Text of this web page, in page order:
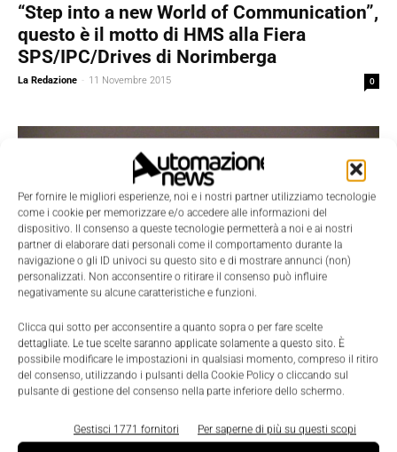
Per fornire le migliori esperienze, noi e i nostri partner utilizziamo tecnologie
come i cookie per memorizzare e/o accedere alle informazioni del
dispositivo. Il consenso a queste tecnologie permetterà a noi e ai nostri
partner di elaborare dati personali come il comportamento durante la
navigazione o gli ID univoci su questo sito e di mostrare annunci (non)
personalizzati. Non acconsentire o ritirare il consenso può influire
negativamente su alcune caratteristiche e funzioni.
Clicca qui sotto per acconsentire a quanto sopra o per fare scelte
dettagliate. Le tue scelte saranno applicate solamente a questo sito. È
possibile modificare le impostazioni in qualsiasi momento, compreso il ritiro
del consenso, utilizzando i pulsanti della Cookie Policy o cliccando sul
pulsante di gestione del consenso nella parte inferiore dello schermo.
Gestisci 1771 fornitori Per saperne di più su questi scopi
“Step into a new World of Communication”,
questo è il motto di HMS alla Fiera
SPS/IPC/Drives di Norimberga
La Redazione - 11 Novembre 2015 0
Scenari
Gli ingegneri dell’informazione
protagonisti a SPS
Massimiliano Cassinelli - 6 Maggio 2015